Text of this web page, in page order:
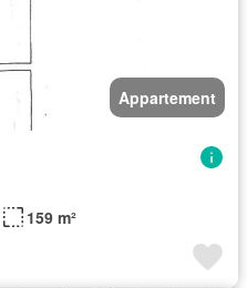
Appartement
159 m²